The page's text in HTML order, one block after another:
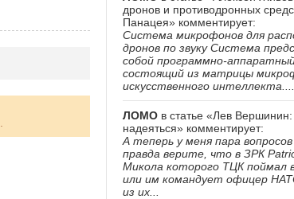
дронов и противодронных
Панацея» комментирует:
Система микрофонов для
дронов по звуку Система
собой программно-
состоящий из матрицы
искусственного интеллекта....
ЛОМО в статье «Лев
надеяться» комментирует:
А теперь у меня пара
правда верите, что в ЗРК
Микола которого ТЦК поймал
или им командует офицер
из их...